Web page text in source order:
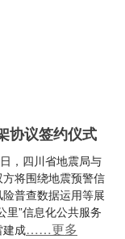
协议签约仪式
，四川省地震局与
将围绕地震预警信
普查数据运用等展
里”信息化公共服务
建成……更多